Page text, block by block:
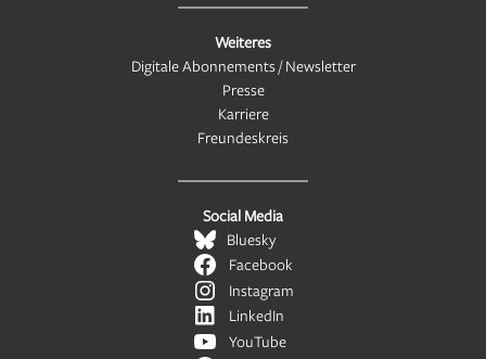
Weiteres
Digitale Abonnements / Newsletter
Presse
Karriere
Freundeskreis
Social Media
Bluesky
Facebook
Instagram
LinkedIn
YouTube